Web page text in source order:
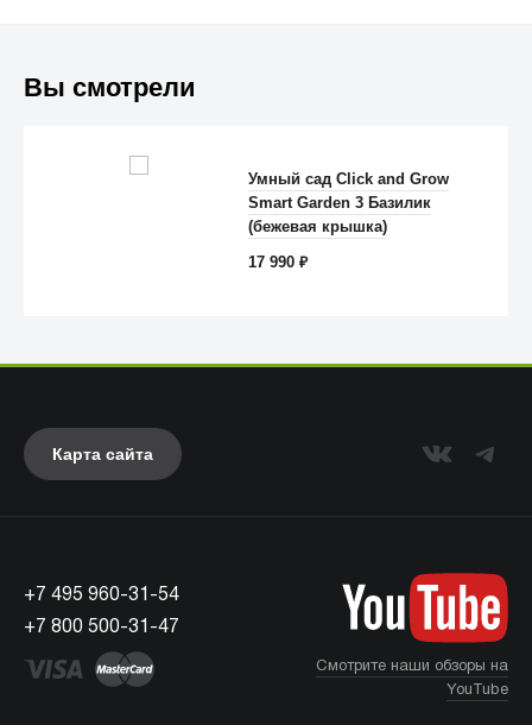
Вы смотрели
Умный сад Click and Grow
Smart Garden 3 Базилик
(бежевая крышка)
17 990₽
Карта сайта
+7 495 960-31-54
+7 800 500-31-47
Смотрите наши обзоры на
YouTube